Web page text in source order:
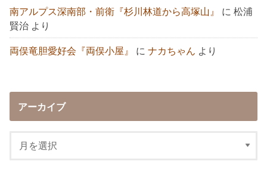
南アルプス深南部・前衛『杉川林道から高塚山』 に松浦
賢治 より
両俣竜胆愛好会『両俣小屋』 にナカちゃん より
アーカイブ